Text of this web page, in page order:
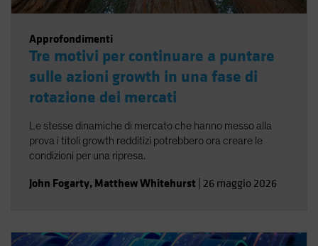
Approfondimenti
Tre motivi per continuare a puntare
sulle azioni growth in una fase di
rotazione dei mercati
Le stesse dinamiche di mercato che hanno messo alla
prova i titoli growth redditizi potrebbero ora creare le
condizioni per una ripresa.
John Fogarty, Matthew Whitehurst 26 maggio 2026